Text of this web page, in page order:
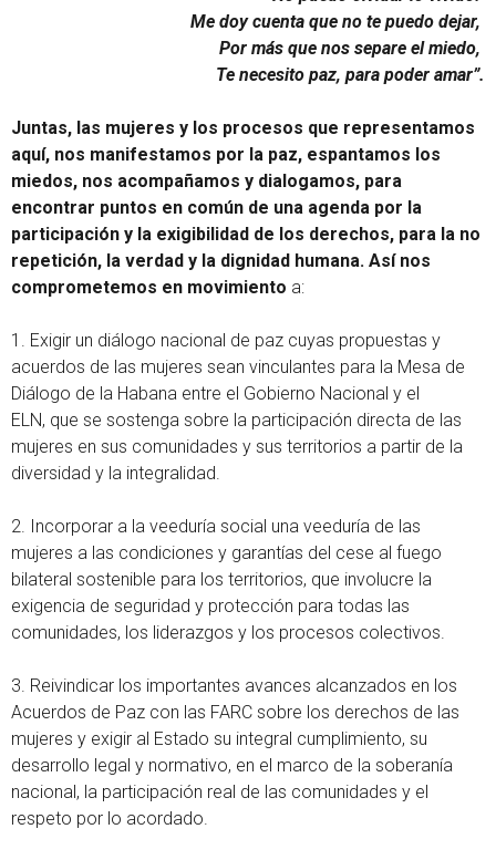
Me doy cuenta que no te puedo dejar,
Por más que nos separe el miedo,
Te necesito paz, para poder amar”.
Juntas, las mujeres y los procesos que representamos
aquí, nos manifestamos por la paz, espantamos los
miedos, nos acompañamos y dialogamos, para
encontrar puntos en común de una agenda por la
participación y la exigibilidad de los derechos, para la no
repetición, la verdad y la dignidad humana. Así nos
comprometemos en movimiento a:
1. Exigir un diálogo nacional de paz cuyas propuestas y
acuerdos de las mujeres sean vinculantes para la Mesa de
Diálogo de la Habana entre el Gobierno Nacional y el
ELN, que se sostenga sobre la participación directa de las
mujeres en sus comunidades y sus territorios a partir de la
diversidad y la integralidad.
2. Incorporar a la veeduría social una veeduría de las
mujeres a las condiciones y garantías del cese al fuego
bilateral sostenible para los territorios, que involucre la
exigencia de seguridad y protección para todas las
comunidades, los liderazgos y los procesos colectivos.
3. Reivindicar los importantes avances alcanzados en los
Acuerdos de Paz con las FARC sobre los derechos de las
mujeres y exigir al Estado su integral cumplimiento, su
desarrollo legal y normativo, en el marco de la soberanía
nacional, la participación real de las comunidades y el
respeto por lo acordado.